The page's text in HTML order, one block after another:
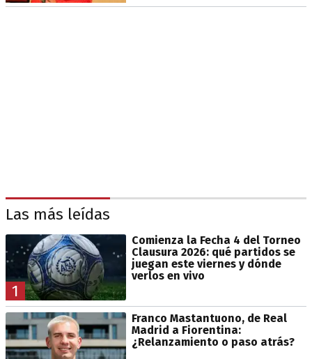
Las más leídas
1
Comienza la Fecha 4 del Torneo
Clausura 2026: qué partidos se
juegan este viernes y dónde
verlos en vivo
Franco Mastantuono, de Real
Madrid a Fiorentina:
¿Relanzamiento o paso atrás?